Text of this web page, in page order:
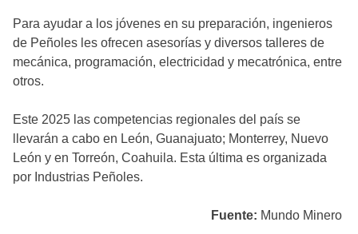
Para ayudar a los jóvenes en su preparación, ingenieros
de Peñoles les ofrecen asesorías y diversos talleres de
mecánica, programación, electricidad y mecatrónica, entre
otros.
Este 2025 las competencias regionales del país se
llevarán a cabo en León, Guanajuato; Monterrey, Nuevo
León y en Torreón, Coahuila. Esta última es organizada
por Industrias Peñoles.
Fuente: Mundo Minero